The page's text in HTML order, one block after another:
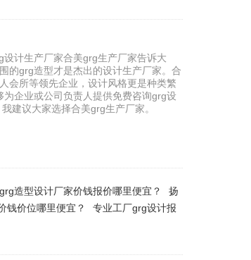
计生产厂家合美grg生产厂家告诉大
的grg造型才是杰出的设计生产厂家。合
会所等领先企业，设计风格更是种类繁
企业或公司负责人提供免费咨询grg设
建议大家选择合美grg生产厂家。
造型设计厂家价钱报价哪里便宜？
扬
钱价位哪里便宜？
专业工厂grg设计报